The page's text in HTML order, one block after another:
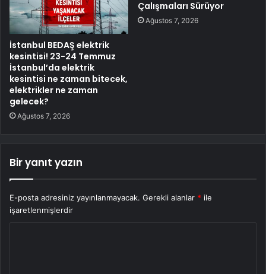
İstanbul BEDAŞ elektrik
kesintisi! 23-24 Temmuz
İstanbul’da elektrik
kesintisi ne zaman bitecek,
elektrikler ne zaman
gelecek?
Ağustos 7, 2026
Çalışmaları Sürüyor
Ağustos 7, 2026
Bir yanıt yazın
E-posta adresiniz yayınlanmayacak. Gerekli alanlar * ile
işaretlenmişlerdir